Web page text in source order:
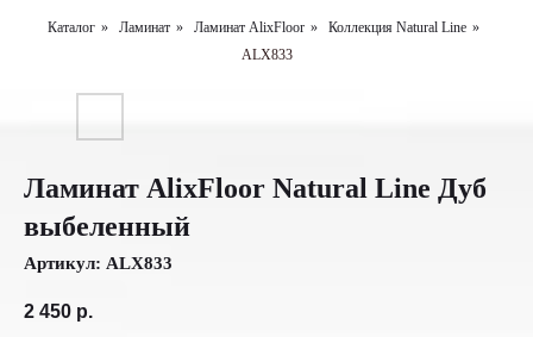
Каталог » Ламинат » Ламинат AlixFloor » Коллекция Natural Line »
ALX833
Ламинат AlixFloor Natural Line Дуб
выбеленный
Артикул: ALX833
2 450 р.